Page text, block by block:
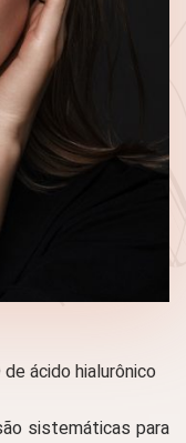
ácido hialurônico
sistemáticas para